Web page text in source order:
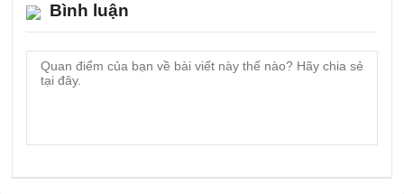
Bình luận